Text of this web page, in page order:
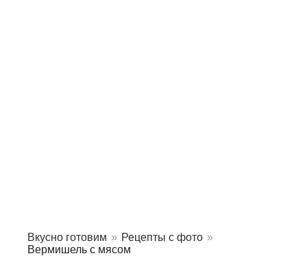
Вкусно готовим » Рецепты с фото »
Вермишель с мясом